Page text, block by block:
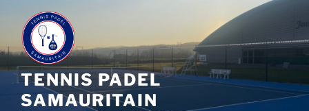
contenu
principal
TENNIS PADEL
SAMAURITAIN